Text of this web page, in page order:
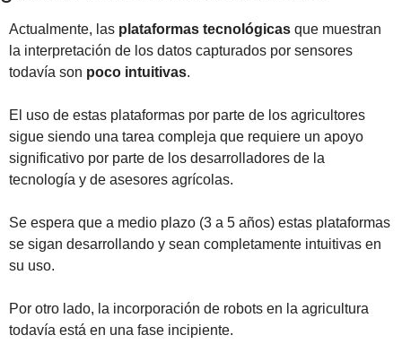
Actualmente, las plataformas tecnológicas que muestran
la interpretación de los datos capturados por sensores
todavía son poco intuitivas.
El uso de estas plataformas por parte de los agricultores
sigue siendo una tarea compleja que requiere un apoyo
significativo por parte de los desarrolladores de la
tecnología y de asesores agrícolas.
Se espera que a medio plazo (3 a 5 años) estas plataformas
se sigan desarrollando y sean completamente intuitivas en
su uso.
Por otro lado, la incorporación de robots en la agricultura
todavía está en una fase incipiente.